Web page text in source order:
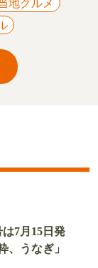
地グルメ
は7月15日発
うなぎ」